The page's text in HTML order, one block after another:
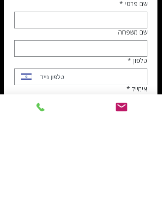
שם פרטי *
שם משפחה
טלפון *
אימייל *